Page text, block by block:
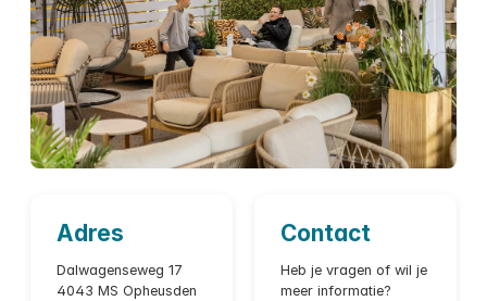
Adres
Dalwagenseweg 17
4043 MS Opheusden
Contact
Heb je vragen of wil je
meer informatie?